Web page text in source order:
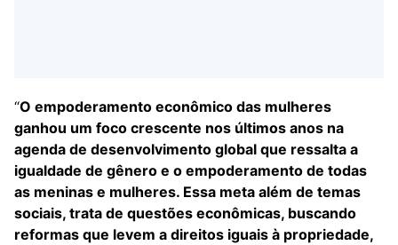
“O empoderamento econômico das mulheres
ganhou um foco crescente nos últimos anos na
agenda de desenvolvimento global que ressalta a
igualdade de gênero e o empoderamento de todas
as meninas e mulheres. Essa meta além de temas
sociais, trata de questões econômicas, buscando
reformas que levem a direitos iguais à propriedade,